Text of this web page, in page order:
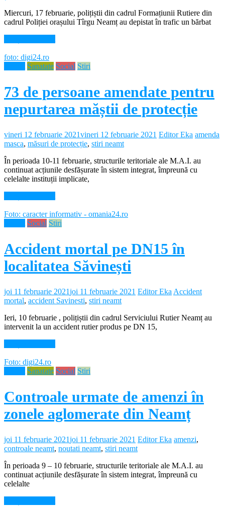
Miercuri, 17 februarie, polițiștii din cadrul Formațiunii Rutiere din
cadrul Poliției orașului Tîrgu Neamț au depistat în trafic un bărbat
foto: digi24.ro
Sanatate Social Stiri
73 de persoane amendate pentru
nepurtarea măștii de protecție
vineri 12 februarie 2021vineri 12 februarie 2021 Editor Eka amenda
masca, măsuri de protecție, stiri neamt
În perioada 10-11 februarie, structurile teritoriale ale M.A.I. au
continuat acțiunile desfășurate în sistem integrat, împreună cu
celelalte instituții implicate,
Foto: caracter informativ - omania24.ro
Social Stiri
Accident mortal pe DN15 în
localitatea Săvinești
joi 11 februarie 2021joi 11 februarie 2021 Editor Eka Accident
mortal, accident Savinesti, stiri neamt
Ieri, 10 februarie , polițiștii din cadrul Serviciului Rutier Neamț au
intervenit la un accident rutier produs pe DN 15,
Foto: digi24.ro
Sanatate Social Stiri
Controale urmate de amenzi în
zonele aglomerate din Neamț
joi 11 februarie 2021joi 11 februarie 2021 Editor Eka amenzi,
controale neamt, noutati neamt, stiri neamt
În perioada 9 – 10 februarie, structurile teritoriale ale M.A.I. au
continuat acțiunile desfășurate în sistem integrat, împreună cu
celelalte